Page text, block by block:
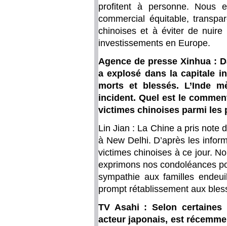
profitent à personne. Nous
commercial équitable,
chinoises et à éviter de
investissements en Europe.
Agence de presse Xinhua :
a explosé dans la capitale
morts et blessés. L’Inde
incident. Quel est le
victimes chinoises parmi les
Lin Jian : La Chine a pris note
à New Delhi. D’après les
victimes chinoises à ce jour.
exprimons nos condoléances
sympathie aux familles
prompt rétablissement aux
TV Asahi : Selon certaines
acteur japonais, est